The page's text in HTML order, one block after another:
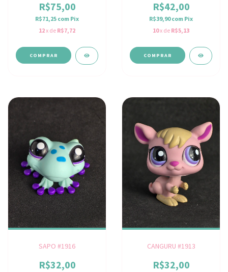
R$75,00
R$71,25 com Pix
12x de R$7,72
R$42,00
R$39,90com Pix
10x de R$5,13
SAPO #1916
R$32,00
CANGURU #1913
R$32,00